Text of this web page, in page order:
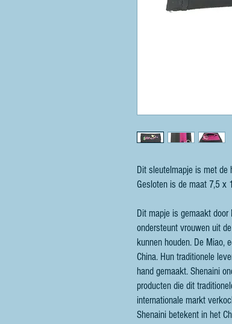
Dit sleutelmapje is met de
Gesloten is de maat 7,5 x
Dit mapje is gemaakt door
ondersteunt vrouwen uit
kunnen houden. De Miao,
China. Hun traditionele
hand gemaakt. Shenaini
producten die dit
internationale markt
Shenaini betekent in het